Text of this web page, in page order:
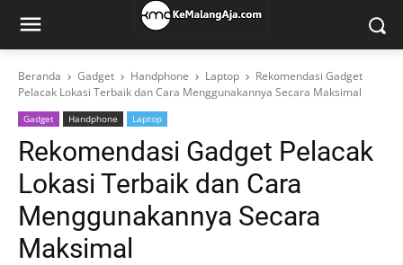
Beranda Gadget Handphone Laptop
Rekomendasi Gadget
Pelacak Lokasi Terbaik dan Cara Menggunakannya Secara Maksimal
Gadget Handphone Laptop
Rekomendasi Gadget Pelacak
Lokasi Terbaik dan Cara
Menggunakannya Secara
Maksimal